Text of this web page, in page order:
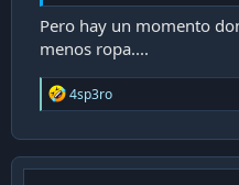
Pero hay un momento
menos ropa....
R
e
c
t
4sp3ro